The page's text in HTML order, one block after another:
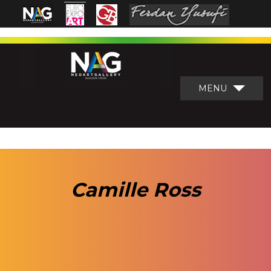
MENU
Camille Ross